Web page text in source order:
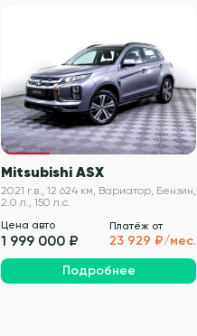
VIN проверен
Mitsubishi ASX
2021 г.в., 12 624 км, Вариатор, Бензин,
2.0 л., 150 л.с.
Цена авто
1 999 000 ₽
Платёж от
23 929 ₽/мес.
Подробнее